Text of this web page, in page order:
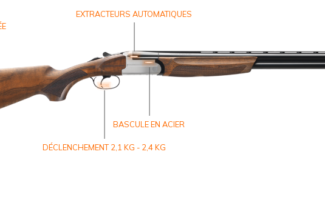
BASCULE EN ACIER
EXTRACTEURS AUTOMATIQUES
DÉCLENCHEMENT 2,1 KG - 2,4 KG